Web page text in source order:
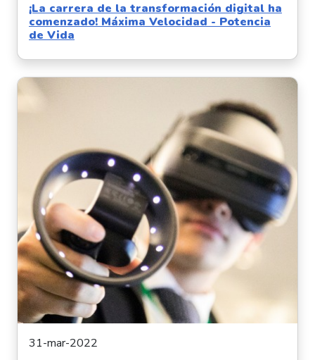
¡La carrera de la transformación digital ha
comenzado! Máxima Velocidad - Potencia
de Vida
31-mar-2022